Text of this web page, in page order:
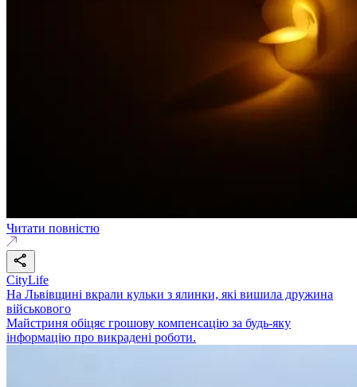
Читати повністю
CityLife
На Львівщині вкрали кульки з ялинки, які вишила дружина
військового
Майстриня обіцяє грошову компенсацію за будь-яку
інформацію про викрадені роботи.